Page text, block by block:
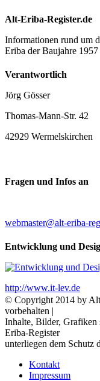
Alt-Eriba-Register.de
Informationen rund um
Eriba der Baujahre
Verantwortlich
Jörg Gösser
Thomas-Mann-Str. 42
42929 Wermelskirchen
Fragen und Infos an
webmaster@alt-eriba-
Entwicklung und
http://www.it-lev.de
© Copyright 2014 by
vorbehalten |
Inhalte, Bilder, Grafiken
Eriba-Register
unterliegen dem Schutz
Kontakt
Impressum